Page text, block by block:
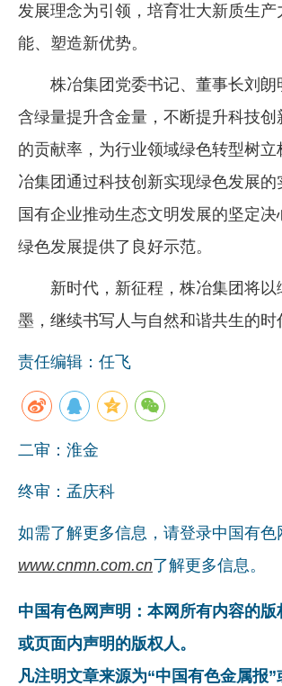
发展理念为引领，培育壮大新质生产
能、塑造新优势。
株冶集团党委书记、董事长刘朗
含绿量提升含金量，不断提升科技创
的贡献率，为行业领域绿色转型树立
冶集团通过科技创新实现绿色发展的
国有企业推动生态文明发展的坚定决
绿色发展提供了良好示范。
新时代，新征程，株冶集团将以
墨，继续书写人与自然和谐共生的时
责任编辑：任飞
二审：淮金
终审：孟庆科
如需了解更多信息，请登录中国有色
www.cnmn.com.cn了解更多信息。
中国有色网声明：本网所有内容的版
或页面内声明的版权人。
凡注明文章来源为“中国有色金属报